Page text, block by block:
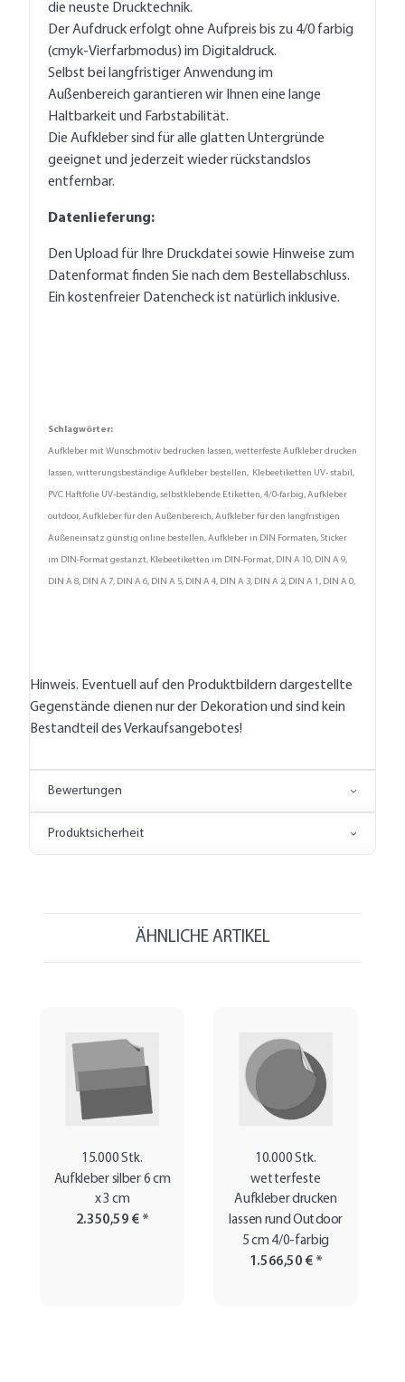
die neuste Drucktechnik.
Der Aufdruck erfolgt ohne Aufpreis bis zu 4/0 farbig
(cmyk-Vierfarbmodus) im Digitaldruck.
Selbst bei langfristiger Anwendung im
Außenbereich garantieren wir Ihnen eine lange
Haltbarkeit und Farbstabilität.
Die Aufkleber sind für alle glatten Untergründe
geeignet und jederzeit wieder rückstandslos
entfernbar.
Datenlieferung:
Den Upload für Ihre Druckdatei sowie Hinweise zum
Datenformat finden Sie nach dem Bestellabschluss.
Ein kostenfreier Datencheck ist natürlich inklusive.
Schlagwörter:
Aufkleber mit Wunschmotiv bedrucken lassen, wetterfeste Aufkleber drucken
lassen, witterungsbeständige Aufkleber bestellen, Klebeetiketten UV- stabil,
PVC Haftfolie UV-beständig, selbstklebende Etiketten, 4/0-farbig, Aufkleber
outdoor, Aufkleber für den Außenbereich, Aufkleber für den langfristigen
Außeneinsatz günstig online bestellen, Aufkleber in DIN Formaten, Sticker
im DIN-Format gestanzt, Klebeetiketten im DIN-Format, DIN A 10, DIN A 9,
DIN A 8, DIN A 7, DIN A 6, DIN A 5, DIN A 4, DIN A 3, DIN A 2, DIN A 1, DIN A 0,
Hinweis. Eventuell auf den Produktbildern dargestellte
Gegenstände dienen nur der Dekoration und sind kein
Bestandteil des Verkaufsangebotes!
Bewertungen
Produktsicherheit
ÄHNLICHE ARTIKEL
15.000 Stk.
Aufkleber silber 6 cm
x 3 cm
2.350,59 € *
10.000 Stk.
wetterfeste
Aufkleber drucken
lassen rund Outdoor
5 cm 4/0-farbig
1.566,50 € *